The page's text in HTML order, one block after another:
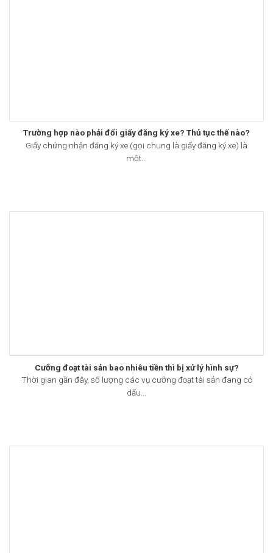
Trường hợp nào phải đổi giấy đăng ký xe? Thủ tục thế nào?
Giấy chứng nhận đăng ký xe (gọi chung là giấy đăng ký xe) là
một...
Cưỡng đoạt tài sản bao nhiêu tiền thì bị xử lý hình sự?
Thời gian gần đây, số lượng các vụ cưỡng đoạt tài sản đang có
dấu...